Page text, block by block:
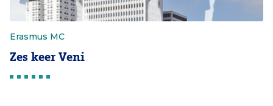
Erasmus MC
Zes keer Veni